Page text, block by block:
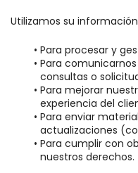
Utilizamos su
Para procesar y
Para
consultas o
Para mejorar
experiencia del
Para enviar
actualizaciones
Para cumplir con
nuestros derechos.